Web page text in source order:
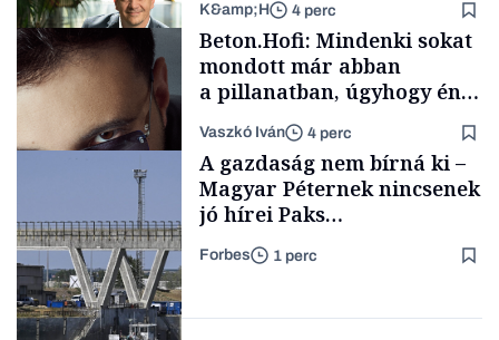
Családi
vállalkozások
TÁMOGATÓI
K&amp;H 4 perc
Forbes-sztori
Beton.Hofi: Mindenki sokat
mondott már abban
a pillanatban, úgyhogy én
a legsarkosabb
gondolataimat akartam
kimondani
Vaszkó Iván 4 perc
A gazdaság nem bírná ki –
Magyar Péternek nincsenek
jó hírei Paks
újraindításáról
Forbes 1 perc